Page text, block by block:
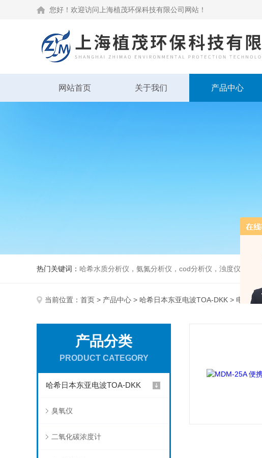
您好！欢迎访问上海植茂环保科技有限公司网站！
网站首页 关于我们 产品中心
热门关键词： 哈希水质分析仪，氨氮分析仪，cod分析仪，浊度仪，bod
当前位置： 首页 > 产品中心 > 哈希日本东亚电波TOA-DKK > 电磁浓
产品分类
PRODUCT CATEGORY
哈希日本东亚电波TOA-DKK
臭氧仪
二氧化碳浓度计